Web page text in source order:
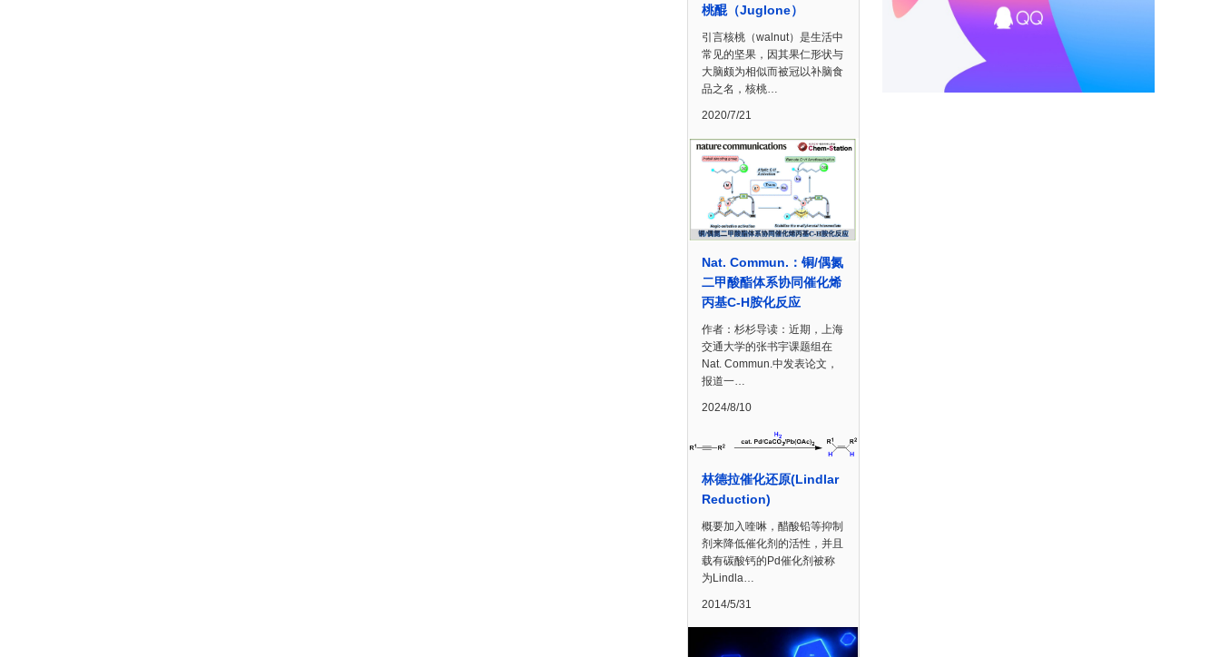
桃醌（Juglone）
引言核桃（walnut）是生活中
常见的坚果，因其果仁形状与
大脑颇为相似而被冠以补脑食
品之名，核桃…
2020/7/21
Nat. Commun.：铜/偶氮
二甲酸酯体系协同催化烯
丙基C-H胺化反应
作者：杉杉导读：近期，上海
交通大学的张书宇课题组在
Nat. Commun.中发表论文，
报道一…
2024/8/10
林德拉催化还原(Lindlar
Reduction)
概要加入喹啉，醋酸铅等抑制
剂来降低催化剂的活性，并且
载有碳酸钙的Pd催化剂被称
为Lindla…
2014/5/31